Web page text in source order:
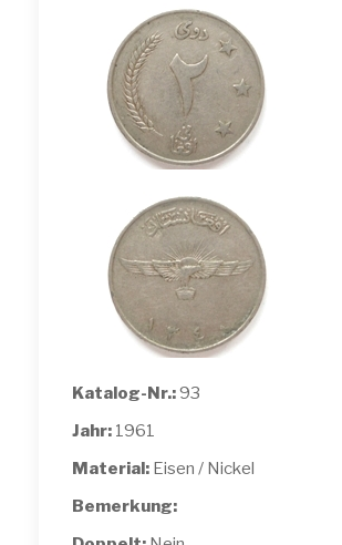
Katalog-Nr.:93
Jahr: 1961
Material: Eisen / Nickel
Bemerkung: